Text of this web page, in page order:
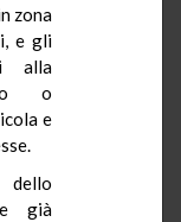
zona
e gli
alla
o
e
dello
già